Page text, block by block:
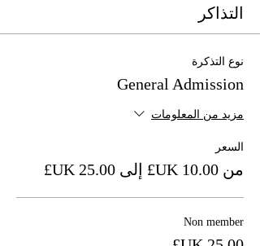
التذاكر
نوع التذكرة
General Admission
مزيد من المعلومات
السعر
من ‏10.00 UK£ إلى ‏25.00 UK£
Non member